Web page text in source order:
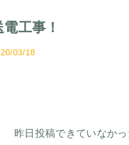
電工事！
03/18
昨日投稿できていなか